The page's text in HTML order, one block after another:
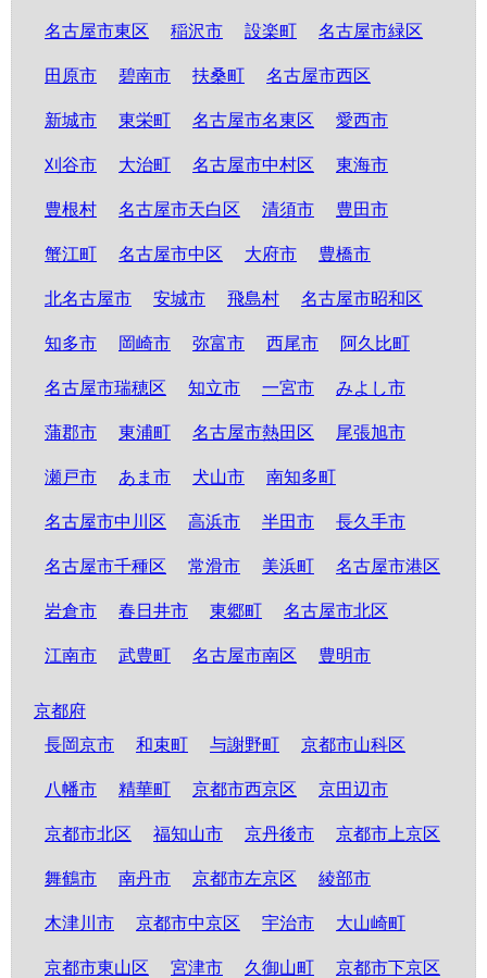
名古屋市東区 稲沢市 設楽町 名古屋市緑区
田原市 碧南市 扶桑町 名古屋市西区
新城市 東栄町 名古屋市名東区 愛西市
刈谷市 大治町 名古屋市中村区 東海市
豊根村 名古屋市天白区 清須市 豊田市
蟹江町 名古屋市中区 大府市 豊橋市
北名古屋市 安城市 飛島村 名古屋市昭和区
知多市 岡崎市 弥富市 西尾市 阿久比町
名古屋市瑞穂区 知立市 一宮市 みよし市
蒲郡市 東浦町 名古屋市熱田区 尾張旭市
瀬戸市 あま市 犬山市 南知多町
名古屋市中川区 高浜市 半田市 長久手市
名古屋市千種区 常滑市 美浜町 名古屋市港区
岩倉市 春日井市 東郷町 名古屋市北区
江南市 武豊町 名古屋市南区 豊明市
京都府
長岡京市
和束町 与謝野町 京都市山科区
八幡市 精華町 京都市西京区 京田辺市
京都市北区 福知山市 京丹後市 京都市上京区
舞鶴市 南丹市 京都市左京区 綾部市
木津川市 京都市中京区 宇治市 大山崎町
京都市東山区 宮津市 久御山町 京都市下京区